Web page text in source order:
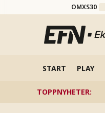
OMXS30
START PLAY
TOPPNYHETER: